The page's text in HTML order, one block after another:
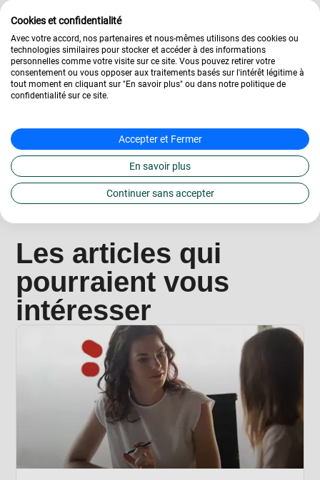
Les articles qui
pourraient vous
intéresser
Cookies et confidentialité
Avec votre accord, nos partenaires et nous-mêmes utilisons des cookies ou
technologies similaires pour stocker et accéder à des informations
personnelles comme votre visite sur ce site. Vous pouvez retirer votre
consentement ou vous opposer aux traitements basés sur l'intérêt légitime à
tout moment en cliquant sur "En savoir plus" ou dans notre politique de
confidentialité sur ce site.
Accepter et Fermer
En savoir plus
Continuer sans accepter